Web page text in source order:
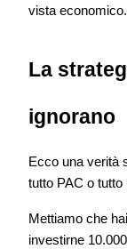
vista economico.
La
ignorano
Ecco una verità
tutto PAC o
Mettiamo che
investirne